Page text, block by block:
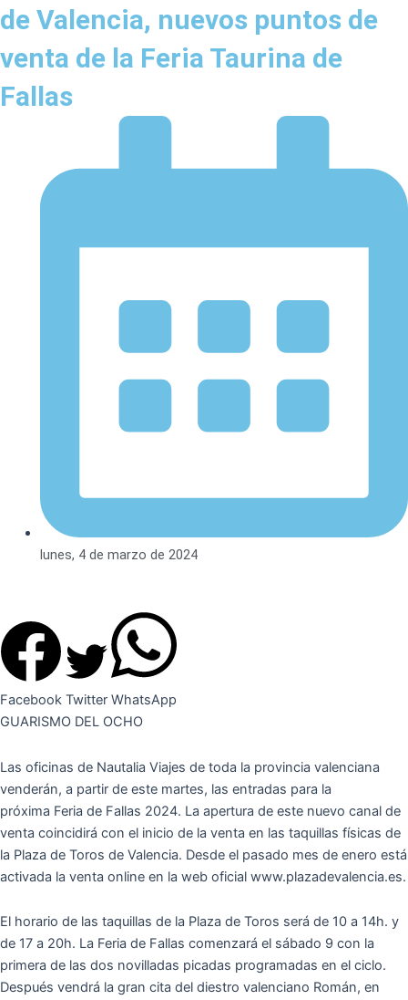
de Valencia, nuevos puntos de
venta de la Feria Taurina de
Fallas
lunes, 4 de marzo de 2024
Facebook Twitter WhatsApp
GUARISMO DEL OCHO
Las oficinas de Nautalia Viajes de toda la provincia valenciana
venderán, a partir de este martes, las entradas para la
próxima Feria de Fallas 2024. La apertura de este nuevo canal de
venta coincidirá con el inicio de la venta en las taquillas físicas de
la Plaza de Toros de Valencia. Desde el pasado mes de enero está
activada la venta online en la web oficial www.plazadevalencia.es.
El horario de las taquillas de la Plaza de Toros será de 10 a 14h. y
de 17 a 20h. La Feria de Fallas comenzará el sábado 9 con la
primera de las dos novilladas picadas programadas en el ciclo.
Después vendrá la gran cita del diestro valenciano Román, en